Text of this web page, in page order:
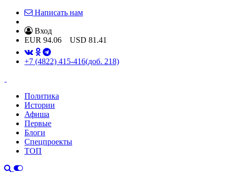
Написать нам
Вход
EUR 94.06 USD 81.41
+7 (4822) 415-416(доб. 218)
Политика
Истории
Афиша
Первые
Блоги
Спецпроекты
ТОП